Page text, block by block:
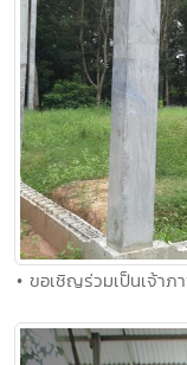
• ขอเชิญร่วมเป็นเจ้าภ